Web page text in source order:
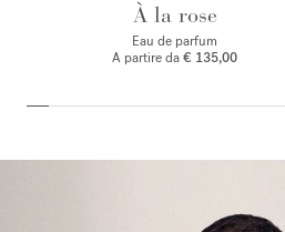
À la rose
Eau de parfum
A partire da€ 135,00